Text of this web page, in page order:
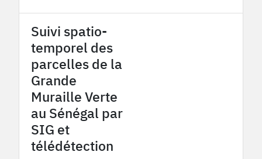
Suivi spatio-
temporel des
parcelles de la
Grande
Muraille Verte
au Sénégal par
SIG et
télédétection